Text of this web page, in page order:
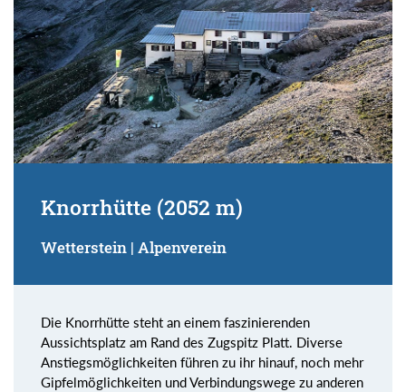
Knorrhütte (2052 m)
Wetterstein | Alpenverein
Die Knorrhütte steht an einem faszinierenden
Aussichtsplatz am Rand des Zugspitz Platt. Diverse
Anstiegsmöglichkeiten führen zu ihr hinauf, noch mehr
Gipfelmöglichkeiten und Verbindungswege zu anderen